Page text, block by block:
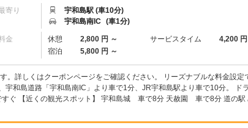
寄り
宇和島駅 (車10分)
宇和島南IC (車1分)
金 休憩 2,800 円 ～ サービスタイム
4,200 円
宿泊
5,800 円 ～
。詳しくはクーポンページをご確認ください。 リーズナブルな料金設定
宇和島道路「宇和島南IC」より車で1分、JR宇和島駅より車で10分。 ド
すぐ 【近くの観光スポット】 宇和島城 車で8分 天赦園 車で8分 道の駅